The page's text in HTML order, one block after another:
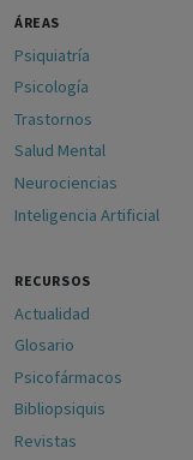
ÁREAS
Psiquiatría
Psicología
Trastornos
Salud Mental
Neurociencias
Inteligencia Artificial
RECURSOS
Actualidad
Glosario
Psicofármacos
Bibliopsiquis
Revistas